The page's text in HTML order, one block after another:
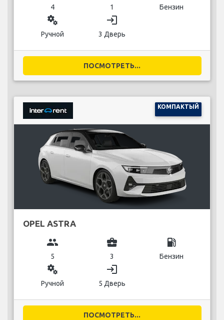
4 1 Бензин
miscellaneous_services
Ручной
login
3 Дверь
ПОСМОТРЕТЬ...
КОМПАКТЫЙ
OPEL ASTRA
group
5
business_center
3
local_gas_station
Бензин
miscellaneous_services
Ручной
login
5 Дверь
ПОСМОТРЕТЬ...